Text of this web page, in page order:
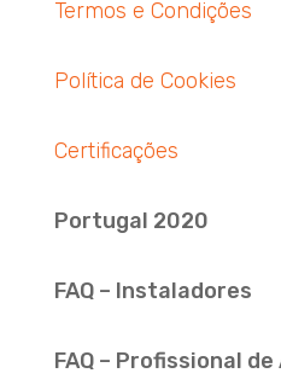
Termos e Condições
Política de Cookies
Certificações
Portugal 2020
FAQ – Instaladores
FAQ – Profissional